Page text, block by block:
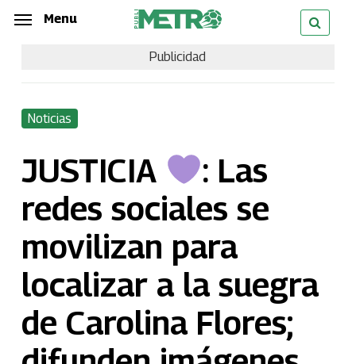
Skip
content
Menu
Publicidad
Noticias
JUSTICIA
: Las
redes sociales se
movilizan para
localizar a la suegra
de Carolina Flores;
Menu